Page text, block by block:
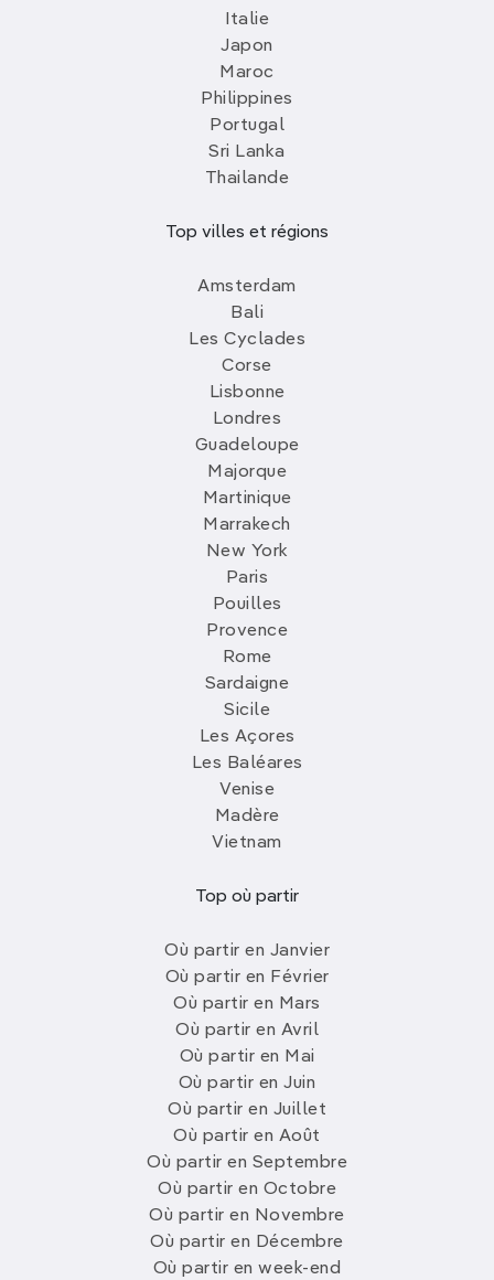
Italie
Japon
Maroc
Philippines
Portugal
Sri Lanka
Thailande
Top villes et régions
Amsterdam
Bali
Les Cyclades
Corse
Lisbonne
Londres
Guadeloupe
Majorque
Martinique
Marrakech
New York
Paris
Pouilles
Provence
Rome
Sardaigne
Sicile
Les Açores
Les Baléares
Venise
Madère
Vietnam
Top où partir
Où partir en Janvier
Où partir en Février
Où partir en Mars
Où partir en Avril
Où partir en Mai
Où partir en Juin
Où partir en Juillet
Où partir en Août
Où partir en Septembre
Où partir en Octobre
Où partir en Novembre
Où partir en Décembre
Où partir en week-end